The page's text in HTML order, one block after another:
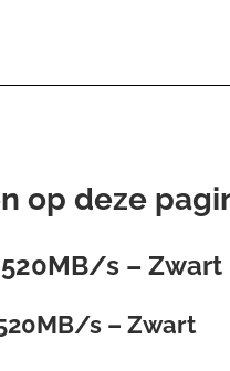
op deze
520MB/s – Zwart
s – Zwart